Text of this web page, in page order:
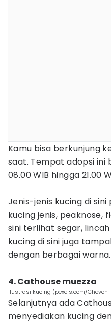
Kamu bisa berkunjung
saat. Tempat adopsi ini
08.00 WIB hingga 21.00
Jenis-jenis kucing di
kucing jenis, peaknose,
sini terlihat segar,
kucing di sini juga
dengan berbagai warna.
4. Cathouse muezza
ilustrasi kucing (pexels.com/Chevon
Selanjutnya ada
menyediakan kucing